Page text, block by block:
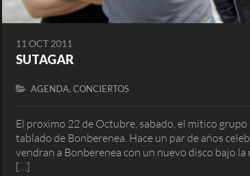
11 OCT 2011
SUTAGAR
AGENDA, CONCIERTOS
El proximo 22 de Octubre, sabado, el mitico
tablado de Bonberenea. Hace un par de años
vendran a Bonberenea con un nuevo disco bajo
[…]